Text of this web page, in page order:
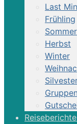
Last
Frühling
Sommer
Herbst
Winter